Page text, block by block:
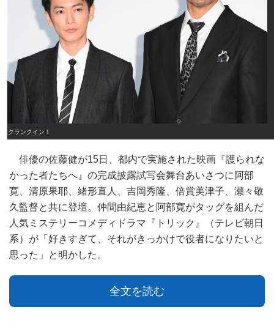
クランクイン！
俳優の佐藤健が15日、都内で実施された映画『護られな
かった者たちへ』の完成披露試写会舞台あいさつに阿部
寛、清原果耶、緒形直人、吉岡秀隆、倍賞美津子、瀬々敬
久監督と共に登壇。仲間由紀恵と阿部寛がタッグを組んだ
人気ミステリーコメディドラマ『トリック』（テレビ朝日
系）が「好きすぎて、それがきっかけで役者になりたいと
思った」と明かした。
全文を読む